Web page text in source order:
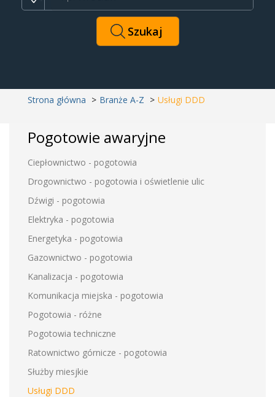
Strona główna Branże A-Z Usługi DDD
Pogotowie awaryjne
Ciepłownictwo - pogotowia
Drogownictwo - pogotowia i oświetlenie ulic
Dźwigi - pogotowia
Elektryka - pogotowia
Energetyka - pogotowia
Gazownictwo - pogotowia
Kanalizacja - pogotowia
Komunikacja miejska - pogotowia
Pogotowia - różne
Pogotowia techniczne
Ratownictwo górnicze - pogotowia
Służby miesjkie
Usługi DDD